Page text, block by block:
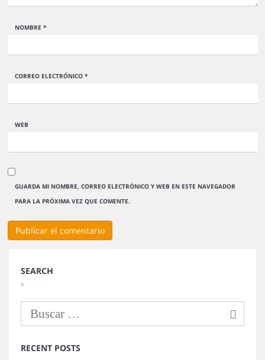
NOMBRE *
CORREO ELECTRÓNICO *
WEB
GUARDA MI NOMBRE, CORREO ELECTRÓNICO Y WEB EN ESTE NAVEGADOR
PARA LA PRÓXIMA VEZ QUE COMENTE.
SEARCH
RECENT POSTS